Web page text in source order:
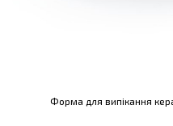
Форма для випікання